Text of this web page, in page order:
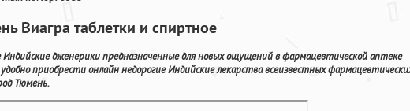
Виагра таблетки и спиртное
дженерики предназначенные для новых ощущений в фармацевтической аптеке
приобрести онлайн недорогие Индийские лекарства всеизвестных
Тюмень.